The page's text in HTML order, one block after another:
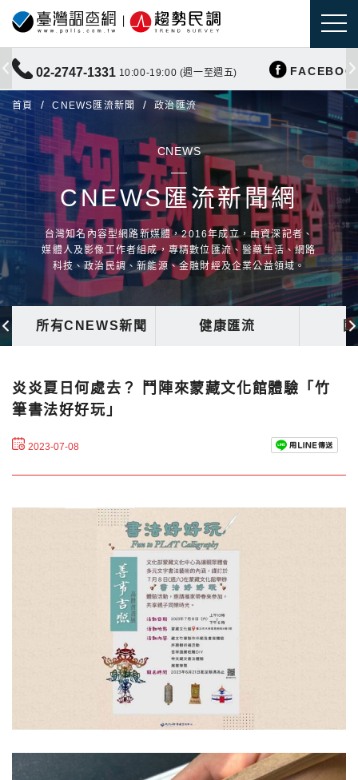
02-2747-1331 10:00-19:00 (週一至週五)
首頁 CNEWS匯流新聞 政治匯流
CNEWS
CNEWS匯流新聞網
台灣知名內容型網路新媒體，2016年成立，由資深記者、
媒體人及影像工作者組成，專精數位匯流、醫藥生活、網路
科技、政治民調、新能源、金融財經及企業公益領域。
所有CNEWS新聞 健康匯流
炎炎夏日何處去？ 鬥陣來蒙藏文化館體驗「竹
筆書法好好玩」
2023-07-08